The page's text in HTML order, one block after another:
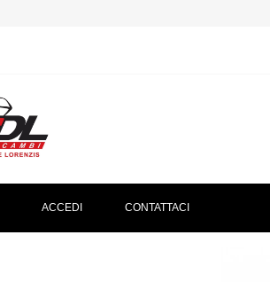
ACCEDI CONTATTACI